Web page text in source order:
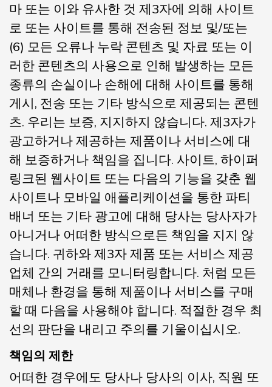
마 또는 이와 유사한 것 제3자에 의해 사이트
로 또는 사이트를 통해 전송된 정보 및/또는
(6) 모든 오류나 누락 콘텐츠 및 자료 또는 이
러한 콘텐츠의 사용으로 인해 발생하는 모든
종류의 손실이나 손해에 대해 사이트를 통해
게시, 전송 또는 기타 방식으로 제공되는 콘텐
츠. 우리는 보증, 지지하지 않습니다. 제3자가
광고하거나 제공하는 제품이나 서비스에 대
해 보증하거나 책임을 집니다. 사이트, 하이퍼
링크된 웹사이트 또는 다음의 기능을 갖춘 웹
사이트나 모바일 애플리케이션을 통한 파티
배너 또는 기타 광고에 대해 당사는 당사자가
아니거나 어떠한 방식으로든 책임을 지지 않
습니다. 귀하와 제3자 제품 또는 서비스 제공
업체 간의 거래를 모니터링합니다. 처럼 모든
매체나 환경을 통해 제품이나 서비스를 구매
할 때 다음을 사용해야 합니다. 적절한 경우 최
선의 판단을 내리고 주의를 기울이십시오.
책임의 제한
어떠한 경우에도 당사나 당사의 이사, 직원 또